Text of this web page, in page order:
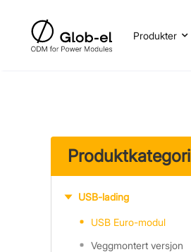
Produkter
Produktkategori
USB-lading
USB Euro-modul
Veggmontert versjon